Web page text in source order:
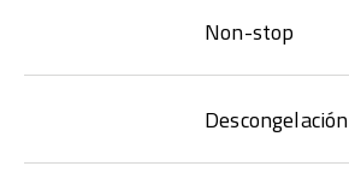
Non-stop
Descongelación